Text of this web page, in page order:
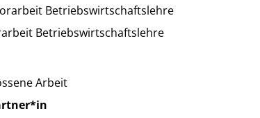
Betriebswirtschaftslehre
Betriebswirtschaftslehre
Arbeit